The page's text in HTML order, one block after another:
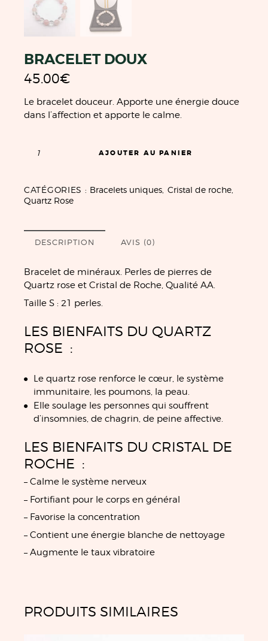
BRACELET DOUX
45.00€
Le bracelet douceur. Apporte une énergie douce
dans l’affection et apporte le calme.
AJOUTER AU PANIER
CATÉGORIES : Bracelets uniques Cristal de roche,
Quartz Rose
DESCRIPTION AVIS (0)
Bracelet de minéraux. Perles de pierres de
Quartz rose et Cristal de Roche, Qualité AA.
Taille S : 21 perles.
LES BIENFAITS DU QUARTZ
ROSE :
Le quartz rose renforce le cœur, le système
immunitaire, les poumons, la peau.
Elle soulage les personnes qui souffrent
d’insomnies, de chagrin, de peine affective.
LES BIENFAITS DU CRISTAL DE
ROCHE :
– Calme le système nerveux
– Fortifiant pour le corps en général
– Favorise la concentration
– Contient une énergie blanche de nettoyage
– Augmente le taux vibratoire
PRODUITS SIMILAIRES